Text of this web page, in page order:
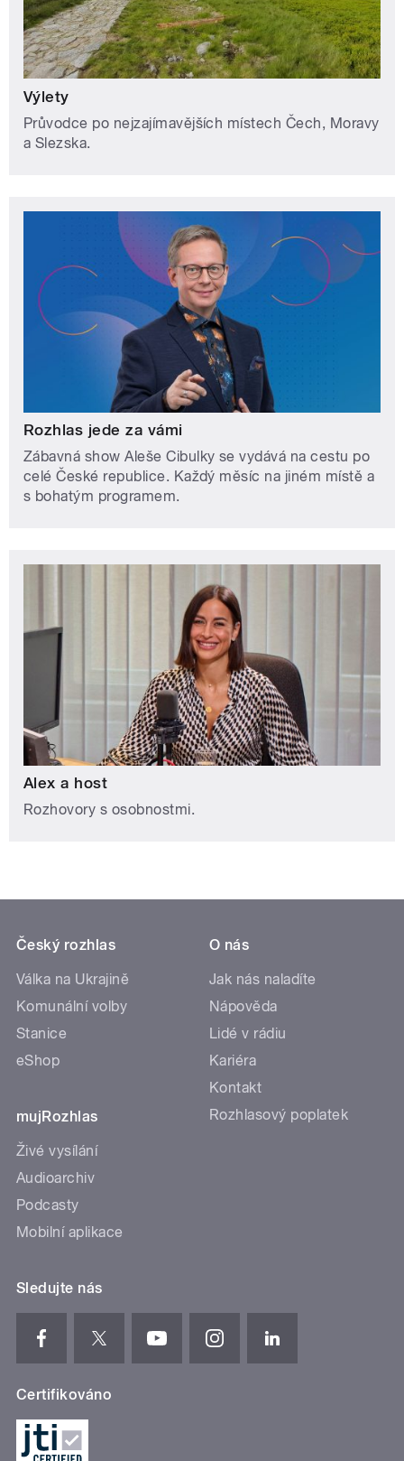
Výlety
Průvodce po nejzajímavějších místech Čech, Moravy
a Slezska.
Rozhlas jede za vámi
Zábavná show Aleše Cibulky se vydává na cestu po
celé České republice. Každý měsíc na jiném místě a
s bohatým programem.
Alex a host
Rozhovory s osobnostmi.
Český rozhlas
Válka na Ukrajině
Komunální volby
Stanice
eShop
mujRozhlas
Živé vysílání
Audioarchiv
Podcasty
Mobilní aplikace
O nás
Jak nás naladíte
Nápověda
Lidé v rádiu
Kariéra
Kontakt
Rozhlasový poplatek
Sledujte nás
Certifikováno